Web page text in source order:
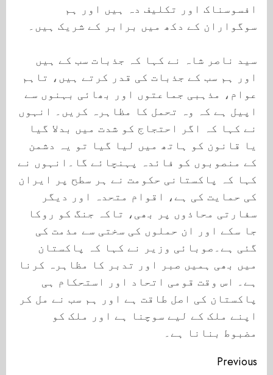
افسوسناک اور تکلیف دہ ہیں اور ہم
سوگواران کے دکھ میں برابر کے شریک ہیں۔
سید ناصر شاہ نے کہا کہ جذبات سب کے ہیں
اور ہم سب کے جذبات کی قدر کرتے ہیں، تاہم
عوام، مذہبی جماعتوں اور بھائی بہنوں سے
اپیل ہے کہ وہ تحمل کا مظاہرہ کریں۔ انہوں
نے کہا کہ اگر احتجاج کو شدت میں بدلا گیا
یا قانون کو ہاتھ میں لیا گیا تو یہ دشمن
کے منصوبوں کو فائدہ پہنچائے گا۔انہوں نے
کہا کہ پاکستانی حکومت نے ہر سطح پر ایران
کی حمایت کی ہے، اقوام متحدہ اور دیگر
سفارتی محاذوں پر بھی، تاکہ جنگ کو روکا
جا سکے اور ان حملوں کی سختی سے مذمت کی
گئی ہے۔صوبائی وزیر نے کہا کہ پاکستان
میں بھی ہمیں صبر اور تدبر کا مظاہرہ کرنا
ہے۔ اس وقت قومی اتحاد اور استحکام ہی
پاکستان کی اصل طاقت ہے اور ہم سب نے مل کر
اپنے ملک کے لیے سوچنا ہے اور ملک کو
مضبوط بنانا ہے۔
Continue
Previous